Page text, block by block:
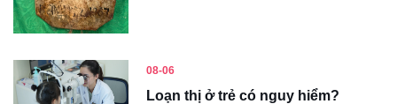
08-06
Loạn thị ở trẻ có nguy hiểm?